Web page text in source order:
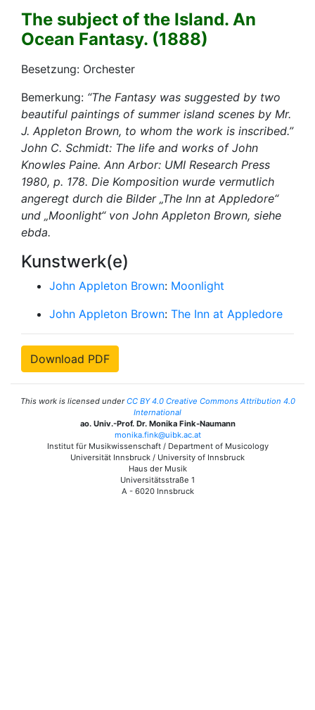
The subject of the Island. An
Ocean Fantasy. (1888)
Besetzung: Orchester
Bemerkung: “The Fantasy was suggested by two
beautiful paintings of summer island scenes by Mr.
J. Appleton Brown, to whom the work is inscribed.”
John C. Schmidt: The life and works of John
Knowles Paine. Ann Arbor: UMI Research Press
1980, p. 178. Die Komposition wurde vermutlich
angeregt durch die Bilder „The Inn at Appledore“
und „Moonlight“ von John Appleton Brown, siehe
ebda.
Kunstwerk(e)
John Appleton Brown: Moonlight
John Appleton Brown: The Inn at Appledore
Download PDF
This work is licensed underCC BY 4.0 Creative Commons Attribution 4.0
International
ao. Univ.-Prof. Dr. Monika Fink-Naumann
monika.fink@uibk.ac.at
Institut für Musikwissenschaft / Department of Musicology
Universität Innsbruck / University of Innsbruck
Haus der Musik
Universitätsstraße 1
A - 6020 Innsbruck